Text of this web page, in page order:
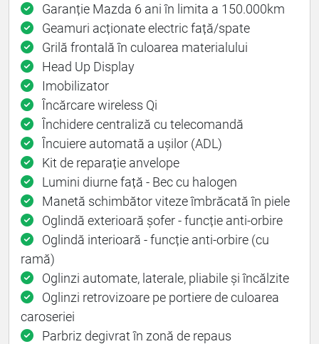
Garanție Mazda 6 ani în limita a 150.000km
Geamuri acționate electric față/spate
Grilă frontală în culoarea materialului
Head Up Display
Imobilizator
Încărcare wireless Qi
Închidere centraliză cu telecomandă
Încuiere automată a ușilor (ADL)
Kit de reparație anvelope
Lumini diurne față - Bec cu halogen
Manetă schimbător viteze îmbrăcată în piele
Oglindă exterioară șofer - funcție anti-orbire
Oglindă interioară - funcție anti-orbire (cu
ramă)
Oglinzi automate, laterale, pliabile și încălzite
Oglinzi retrovizoare pe portiere de culoarea
caroseriei
Parbriz degivrat în zonă de repaus